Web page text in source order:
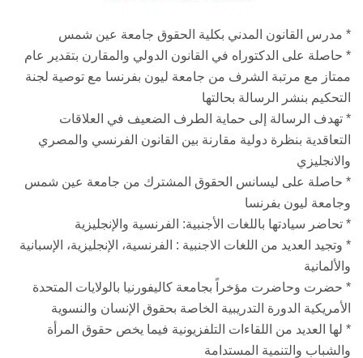
* مدرس القانون المدني بكلية الحقوق جامعة عين شمس
* حاصلة على الدكتوراه في القانون الدولي والمقارن بتقدير عام
ممتاز مع مرتبة الشرف من جامعة ليون بفرنسا مع توصية لجنة
التحكيم بنشر الرسالة بحالتها
* تهدف الرسالة إلى حماية الطرف الضعيف في العلاقات
التعاقدية بنظرة دولية مقارنة بين القانون الفرنسي والمصري
والانجليزي
* حاصلة على ليسانس الحقوق المشترك من جامعة عين شمس
وجامعة ليون بفرنسا
* تحاضر سيادتها باللغات الأجنبية: الفرنسية والإنجليزية
* وتجيد العديد من اللغات الاجنبية : الفرنسية، الإنجليزية، الإسبانية
والألمانية
* حضرت وحاضرت مؤخراً بجامعة كاليفورنيا بالولايات المتحدة
الأمريكية الدورة التدريبية الخاصة بحقوق الإنسان والنسوية
* لها العديد من اللقاءات التلفزيونية فيما يخص حقوق المرأة
والشباب والتنمية المستدامة